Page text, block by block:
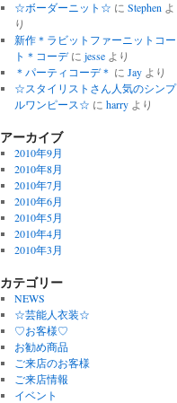
☆ボーダーニット☆ に Stephen よ
り
新作＊ラビットファーニットコー
ト＊コーデに jesseより
＊パーティコーデ＊ に Jayより
☆スタイリストさん人気のシンプ
ルワンピース☆ に harryより
アーカイブ
2010年9月
2010年8月
2010年7月
2010年6月
2010年5月
2010年4月
2010年3月
カテゴリー
NEWS
☆芸能人衣装☆
♡お客様♡
お勧め商品
ご来店のお客様
ご来店情報
イベント